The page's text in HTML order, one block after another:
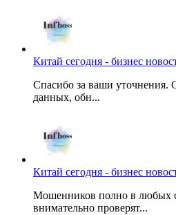
Китай сегодня - бизнес
Спасибо за ваши уточнения.
данных, обн...
Китай сегодня - бизнес
Мошенников полно в любых
внимательно проверят...